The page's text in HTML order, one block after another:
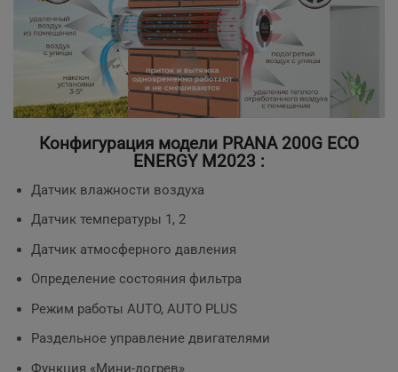
Конфигурация модели PRANA 200G ECO
ENERGY M2023 :
Датчик влажности воздуха
Датчик температуры 1, 2
Датчик атмосферного давления
Определение состояния фильтра
Режим работы AUTO, AUTO PLUS
Раздельное управление двигателями
Функция «Мини-догрев»